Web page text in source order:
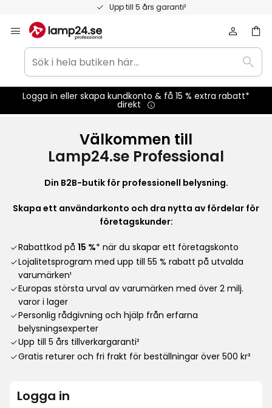
Upp till 5 års garanti²
innehållet
Sök
i
hela
butiken
här...
Sök
Logga in eller skapa kundkonto & få 15 % extra rabatt*
direkt
Välkommen till
Lamp24.se Professional
Din B2B-butik för professionell belysning.
Skapa ett användarkonto och dra nytta av fördelar för
företagskunder:
Rabattkod på 15 %* när du skapar ett företagskonto
Lojalitetsprogram med upp till 55 % rabatt på utvalda
varumärken¹
Europas största urval av varumärken med över 2 milj.
varor i lager
Personlig rådgivning och hjälp från erfarna
belysningsexperter
Upp till 5 års tillverkargaranti²
Gratis returer och fri frakt för beställningar över 500 kr³
Logga in